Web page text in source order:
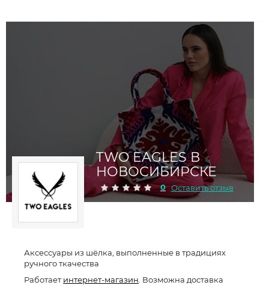
TWO EAGLES В
НОВОСИБИРСКЕ
0 Оставить отзыв
Аксессуары из шёлка, выполненные в традициях
ручного ткачества
Работаетинтернет-магазин . Возможна доставка